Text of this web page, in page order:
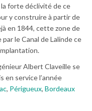
forte déclivité de ce
y construire à partir de
en 1844, cette zone de
le Canal de Lalinde ce
Albert Claveille se
en service l’année
, Périgueux, Bordeaux